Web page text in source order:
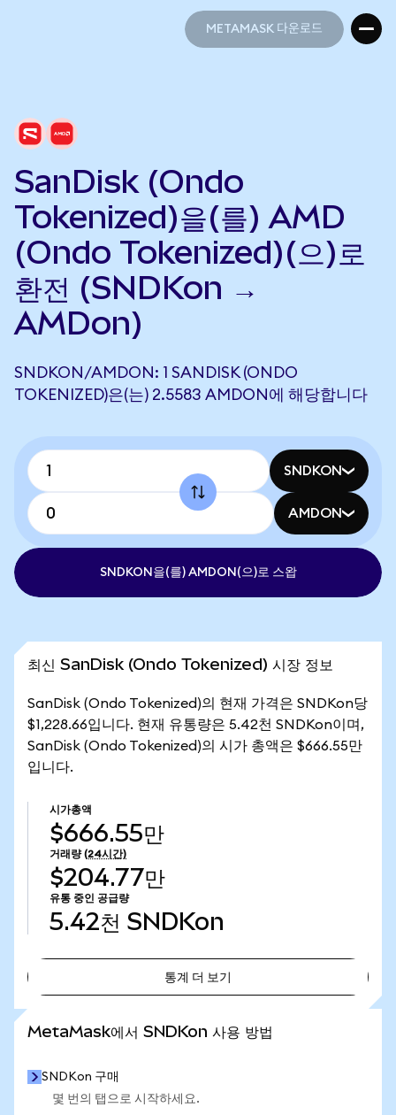
METAMASK 다운로드
SanDisk (Ondo
Tokenized)을(를) AMD
(Ondo Tokenized)(으)로
환전 (SNDKon →
AMDon)
SNDKON/AMDON: 1 SANDISK (ONDO
TOKENIZED)은(는) 2.5583 AMDON에 해당합니다
SNDKON
AMDON
SNDKON을(를) AMDON(으)로 스왑
최신 SanDisk (Ondo Tokenized) 시장 정보
SanDisk (Ondo Tokenized)의 현재 가격은 SNDKon당
$1,228.66입니다. 현재 유통량은 5.42천 SNDKon이며,
SanDisk (Ondo Tokenized)의 시가 총액은 $666.55만
입니다.
시가총액
$666.55만
거래량 (24시간)
$204.77만
유통 중인 공급량
5.42천 SNDKon
통계 더 보기
MetaMask에서 SNDKon 사용 방법
SNDKon 구매
몇 번의 탭으로 시작하세요.